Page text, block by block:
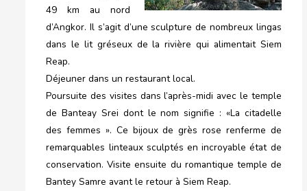
49 km au nord
d’Angkor. Il s’agit d’une sculpture de nombreux lingas
dans le lit gréseux de la rivière qui alimentait Siem
Reap.
Déjeuner dans un restaurant local.
Poursuite des visites dans l’après-midi avec le temple
de Banteay Srei dont le nom signifie : «La citadelle
des femmes ». Ce bijoux de grès rose renferme de
remarquables linteaux sculptés en incroyable état de
conservation. Visite ensuite du romantique temple de
Bantey Samre avant le retour à Siem Reap.